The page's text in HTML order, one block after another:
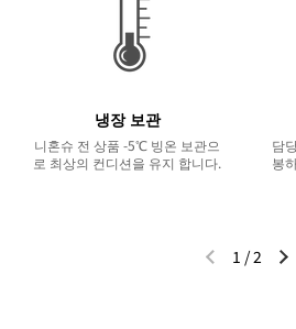
냉장 보관
니혼슈 전 상품 -5℃ 빙온 보관으
로 최상의 컨디션을 유지 합니다.
담
봉
이전 슬라이드
1 /2